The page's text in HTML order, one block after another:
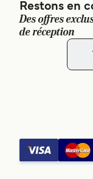
Restons en
Des offres
de réception